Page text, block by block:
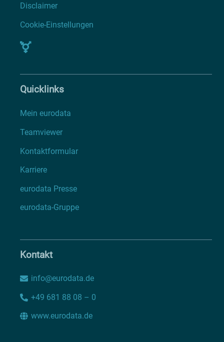
Disclaimer
Cookie-Einstellungen
Quicklinks
Mein eurodata
Teamviewer
Kontaktformular
Karriere
eurodata Presse
eurodata-Gruppe
Kontakt
info@eurodata.de
+49 681 88 08 – 0
www.eurodata.de